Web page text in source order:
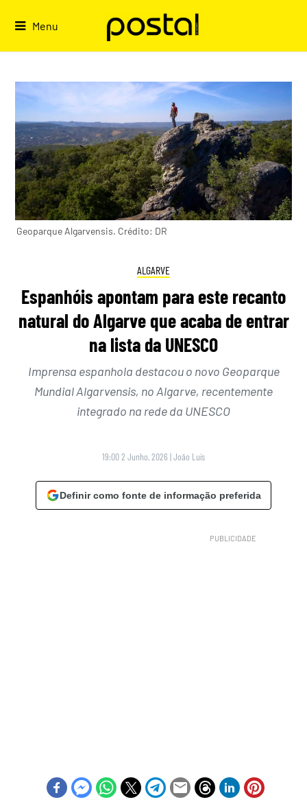
Menu
Geoparque Algarvensis. Crédito: DR
ALGARVE
Espanhóis apontam para este recanto
natural do Algarve que acaba de entrar
na lista da UNESCO
Imprensa espanhola destacou o novo Geoparque
Mundial Algarvensis, no Algarve, recentemente
integrado na rede da UNESCO
19:00 2 Junho, 2026 |João Luís
Definir como fonte de informação preferida